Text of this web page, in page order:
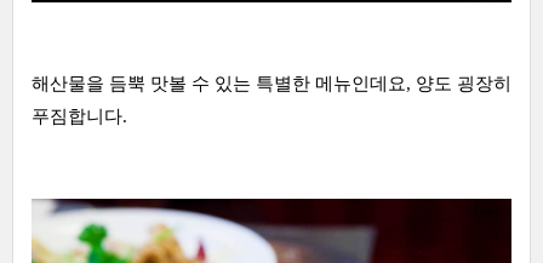
해산물을 듬뿍 맛볼 수 있는 특별한 메뉴인데요, 양도 굉장히
푸짐합니다.